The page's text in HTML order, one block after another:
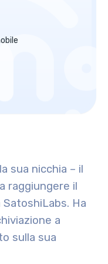
sua nicchia – il
raggiungere il
Ha
a
sulla sua